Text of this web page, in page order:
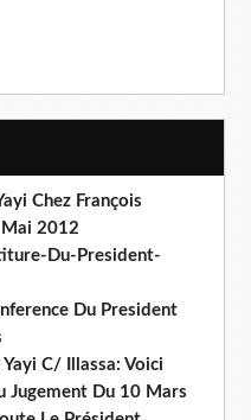
Chez François
2012
Du-President-
Du President
C/ Illassa: Voici
Jugement Du 10 Mars